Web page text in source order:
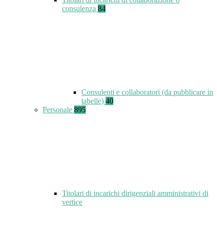
consulenza 84
Consulenti e collaboratori (da pubblicare in
tabelle) 40
Personale 895
Titolari di incarichi dirigenziali amministrativi di
vertice